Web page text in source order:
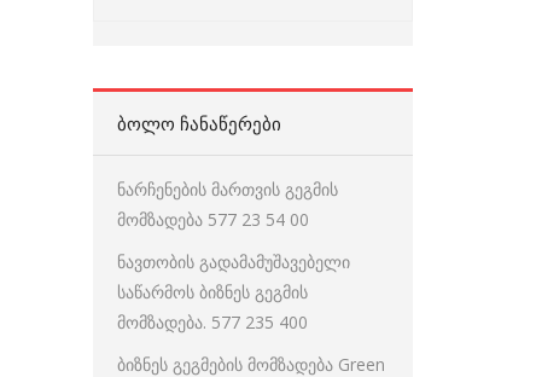
ᲑᲝᲚᲝ ᲩᲐᲜᲐᲬᲔᲠᲔᲑᲘ
ნარჩენების მართვის გეგმის
მომზადება 577 23 54 00
ნავთობის გადამამუშავებელი
საწარმოს ბიზნეს გეგმის
მომზადება. 577 235 400
ბიზნეს გეგმების მომზადება Green